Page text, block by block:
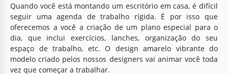
Quando você está montando um escritório em casa, é difícil
seguir uma agenda de trabalho rígida. É por isso que
oferecemos a você a criação de um plano especial para o
dia, que inclui exercícios, lanches, organização do seu
espaço de trabalho, etc. O design amarelo vibrante do
modelo criado pelos nossos designers vai animar você toda
vez que começar a trabalhar.